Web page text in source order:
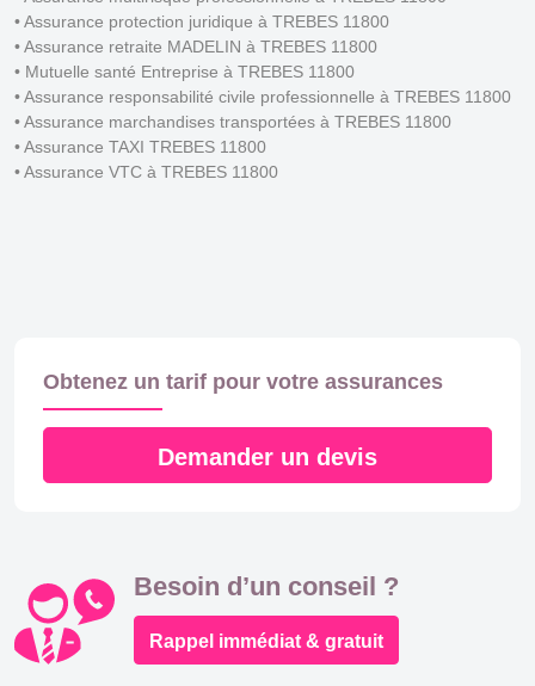
• Assurance protection juridique à TREBES 11800
• Assurance retraite MADELIN à TREBES 11800
• Mutuelle santé Entreprise à TREBES 11800
• Assurance responsabilité civile professionnelle à TREBES 11800
• Assurance marchandises transportées à TREBES 11800
• Assurance TAXI TREBES 11800
• Assurance VTC à TREBES 11800
Obtenez un tarif pour votre assurances
Demander un devis
Besoin d’un conseil ?
Rappel immédiat & gratuit